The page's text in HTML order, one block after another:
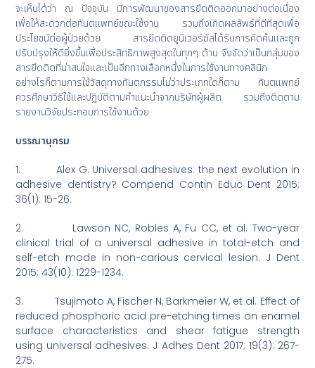
จะเห็นได้ว่า ณ ปัจจุบัน มีการพัฒนาของสารยึดติดออกมาอย่างต่อเนื่อง
เพื่อให้สะดวกต่อทันตแพทย์ขณะใช้งาน รวมถึงเกิดผลลัพธ์ที่ดีที่สุดเพื่อ
ประโยชน์ต่อผู้ป่วยด้วย สารยึดติดยูนิเวอร์ซัลได้รับการคิดค้นและถูก
ปรับปรุงให้ดียิ่งขึ้นเพื่อประสิทธิภาพสูงสุดในทุกๆ ด้าน จึงจัดว่าเป็นกลุ่มของ
สารยึดติดที่น่าสนใจและเป็นอีกทางเลือกหนึ่งในการใช้งานทางคลินิก
อย่างไรก็ตามการใช้วัสดุทางทันตกรรมไม่ว่าประเภทใดก็ตาม ทันตแพทย์
ควรศึกษาวิธีใช้และปฏิบัติตามคำแนะนำจากบริษัทผู้ผลิต รวมถึงติดตาม
รายงานวิจัยประกอบการใช้งานด้วย
บรรณานุกรม
1. Alex G. Universal adhesives: the next evolution in
adhesive dentistry? Compend Contin Educ Dent 2015;
36(1): 15-26.
2. Lawson NC, Robles A, Fu CC, et al. Two-year
clinical trial of a universal adhesive in total-etch and
self-etch mode in non-carious cervical lesion. J Dent
2015; 43(10): 1229-1234.
3. Tsujimoto A, Fischer N, Barkmeier W, et al. Effect of
reduced phosphoric acid pre-etching times on enamel
surface characteristics and shear fatigue strength
using universal adhesives. J Adhes Dent 2017; 19(3): 267-
275.